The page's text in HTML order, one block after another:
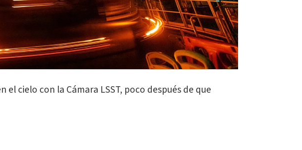
cielo con la Cámara LSST, poco después de que